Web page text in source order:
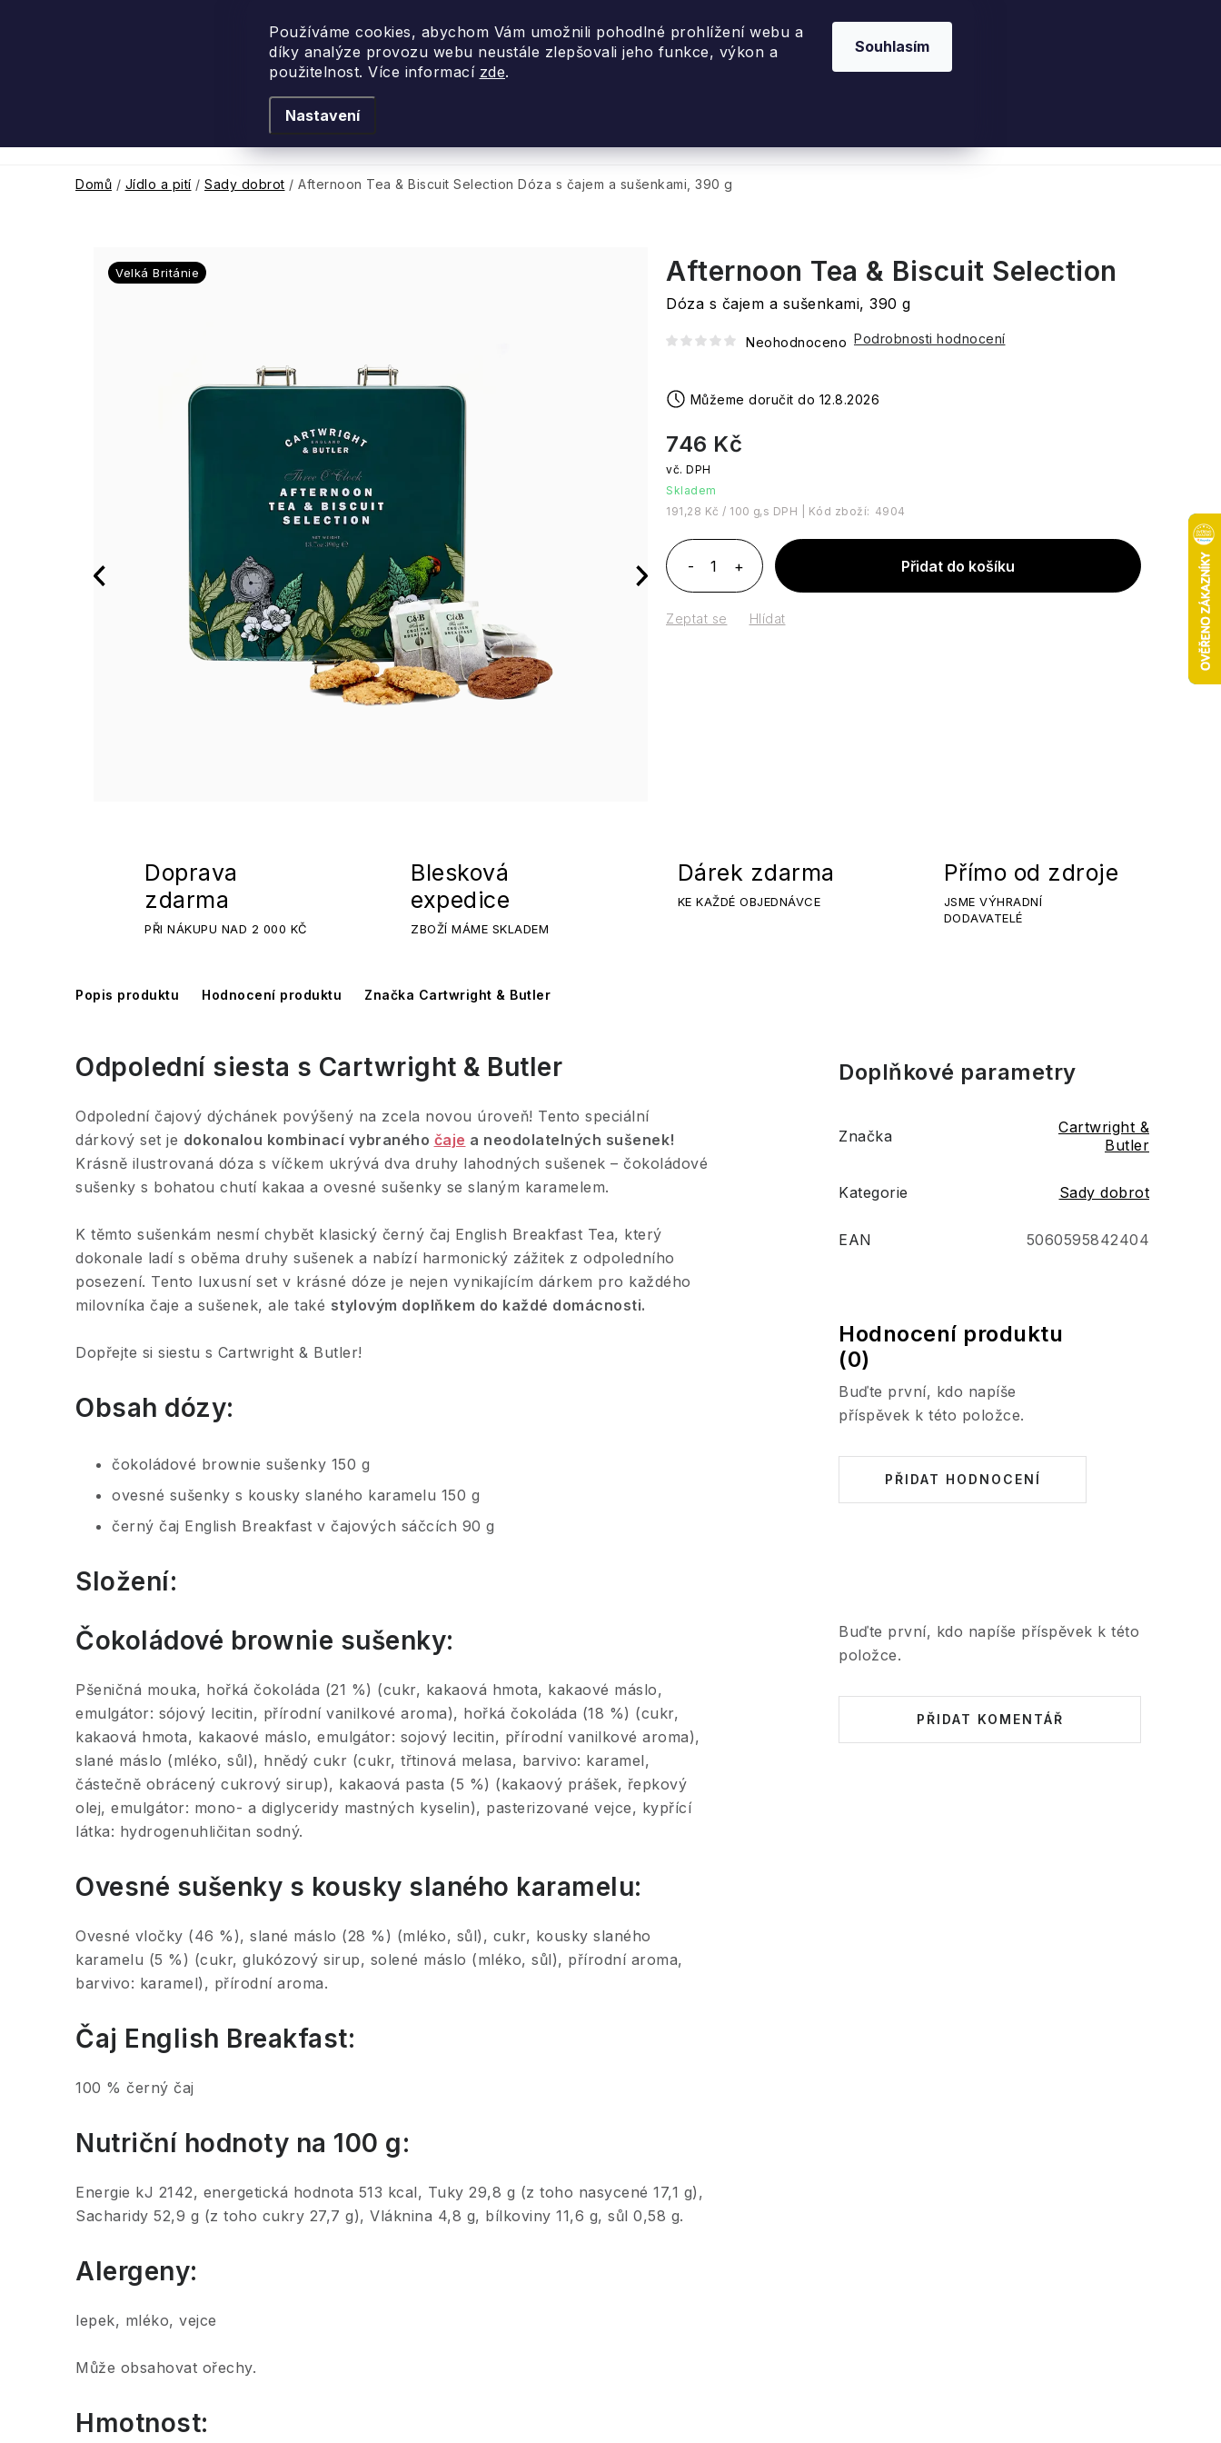
Používáme cookies, abychom Vám umožnili pohodlné prohlížení webu a
díky analýze provozu webu neustále zlepšovali jeho funkce, výkon a
použitelnost. Více informací zde.
Nastavení
Souhlasím
Podle vůně
Domů / Jídlo a pití / Sady dobrot / Afternoon Tea & Biscuit Selection Dóza s čajem a sušenkami, 390 g
Afternoon Tea & Biscuit Selection
Dóza s čajem a sušenkami, 390 g
Neohodnoceno Podrobnosti hodnocení
12.8.2026
746 Kč
Skladem
Měrná cena:
191,28 Kč / 100 g Kód zboží: 4904
Přidat do košíku
Zeptat se Hlídat
Velká Británie
Doprava
zdarma
PŘI NÁKUPU NAD 2 000 KČ
Blesková
expedice
ZBOŽÍ MÁME SKLADEM
Dárek zdarma
KE KAŽDÉ OBJEDNÁVCE
Přímo od zdroje
JSME VÝHRADNÍ
DODAVATELÉ
Popis produktu Hodnocení produktu Značka Cartwright & Butler
Odpolední siesta s Cartwright & Butler
Odpolední čajový dýchánek povýšený na zcela novou úroveň! Tento speciální
dárkový set je dokonalou kombinací vybraného čaje a neodolatelných sušenek!
Krásně ilustrovaná dóza s víčkem ukrývá dva druhy lahodných sušenek – čokoládové
sušenky s bohatou chutí kakaa a ovesné sušenky se slaným karamelem.
K těmto sušenkám nesmí chybět klasický černý čaj English Breakfast Tea, který
dokonale ladí s oběma druhy sušenek a nabízí harmonický zážitek z odpoledního
posezení. Tento luxusní set v krásné dóze je nejen vynikajícím dárkem pro každého
milovníka čaje a sušenek, ale také stylovým doplňkem do každé domácnosti.
Dopřejte si siestu s Cartwright & Butler!
Obsah dózy:
čokoládové brownie sušenky 150 g
ovesné sušenky s kousky slaného karamelu 150 g
černý čaj English Breakfast v čajových sáčcích 90 g
Složení:
Čokoládové brownie sušenky:
Pšeničná mouka, hořká čokoláda (21 %) (cukr, kakaová hmota, kakaové máslo,
emulgátor: sójový lecitin, přírodní vanilkové aroma), hořká čokoláda (18 %) (cukr,
kakaová hmota, kakaové máslo, emulgátor: sojový lecitin, přírodní vanilkové aroma),
slané máslo (mléko, sůl), hnědý cukr (cukr, třtinová melasa, barvivo: karamel,
částečně obrácený cukrový sirup), kakaová pasta (5 %) (kakaový prášek, řepkový
olej, emulgátor: mono- a diglyceridy mastných kyselin), pasterizované vejce, kypřící
látka: hydrogenuhličitan sodný.
Ovesné sušenky s kousky slaného karamelu:
Ovesné vločky (46 %), slané máslo (28 %) (mléko, sůl), cukr, kousky slaného
karamelu (5 %) (cukr, glukózový sirup, solené máslo (mléko, sůl), přírodní aroma,
barvivo: karamel), přírodní aroma.
Čaj English Breakfast:
100 % černý čaj
Nutriční hodnoty na 100 g:
Energie kJ 2142, energetická hodnota 513 kcal, Tuky 29,8 g (z toho nasycené 17,1 g),
Sacharidy 52,9 g (z toho cukry 27,7 g), Vláknina 4,8 g, bílkoviny 11,6 g, sůl 0,58 g.
Alergeny:
lepek, mléko, vejce
Může obsahovat ořechy.
Hmotnost:
Doplňkové parametry
Značka
Cartwright &
Butler
Kategorie Sady dobrot
EAN 5060595842404
Hodnocení produktu
(0)
Buďte první, kdo napíše
příspěvek k této položce.
PŘIDAT HODNOCENÍ
Buďte první, kdo napíše příspěvek k této
položce.
PŘIDAT KOMENTÁŘ